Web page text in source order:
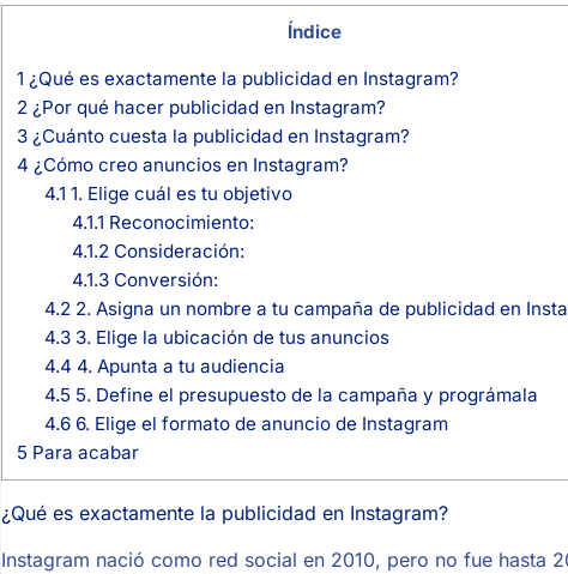
Índice
1 ¿Qué es exactamente la publicidad en Instagram?
2 ¿Por qué hacer publicidad en Instagram?
3 ¿Cuánto cuesta la publicidad en Instagram?
4 ¿Cómo creo anuncios en Instagram?
4.1 1. Elige cuál es tu objetivo
4.1.1 Reconocimiento:
4.1.2Consideración:
4.1.3Conversión:
4.22. Asigna un nombre a tu campaña de publicidad en
4.33. Elige la ubicación de tus anuncios
4.4 4. Apunta a tu audiencia
4.5 5. Define el presupuesto de la campaña y prográmala
4.66. Elige el formato de anuncio de Instagram
5 Para acabar
¿Qué es exactamente la publicidad en Instagram?
Instagram nació como red social en 2010, pero no fue hasta